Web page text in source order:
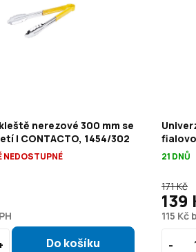
nerezové 300 mm se
| CONTACTO, 1454/302
NEDOSTUPNÉ 21 DNŮ
115 Kč
171 Kč
139